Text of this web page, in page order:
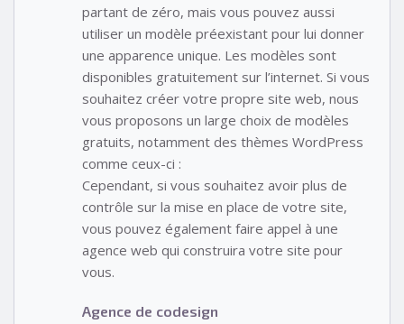
partant de zéro, mais vous pouvez aussi
utiliser un modèle préexistant pour lui donner
une apparence unique. Les modèles sont
disponibles gratuitement sur l’internet. Si vous
souhaitez créer votre propre site web, nous
vous proposons un large choix de modèles
gratuits, notamment des thèmes WordPress
comme ceux-ci :
Cependant, si vous souhaitez avoir plus de
contrôle sur la mise en place de votre site,
vous pouvez également faire appel à une
agence web qui construira votre site pour
vous.
Agence de codesign